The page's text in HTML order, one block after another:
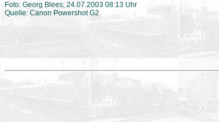
Foto: Georg Blees; 24.07.2003 08:13 Uhr
Quelle: Canon Powershot G2